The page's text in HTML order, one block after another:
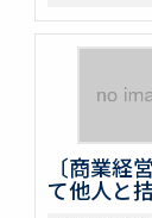
〔商業経
て他人と